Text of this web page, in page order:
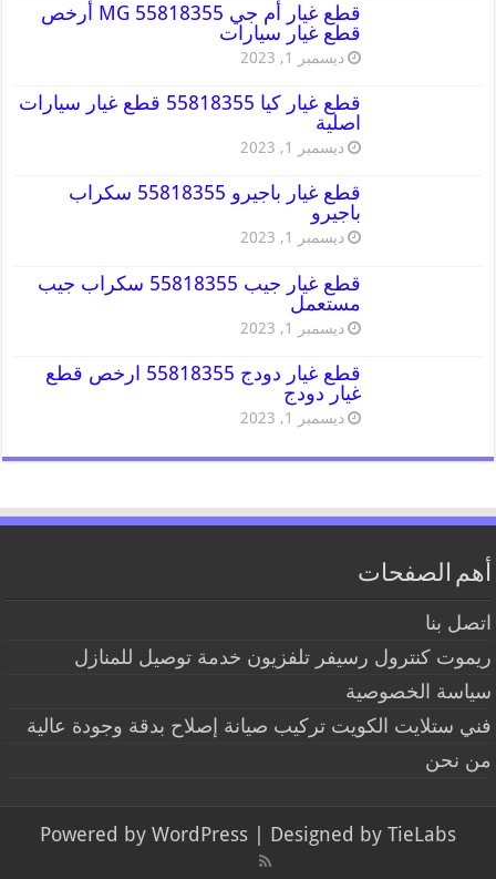
قطع غيار أم جي MG 55818355 أرخص
قطع غيار سيارات
ديسمبر 1, 2023
قطع غيار كيا 55818355 قطع غيار سيارات
اصلية
ديسمبر 1, 2023
قطع غيار باجيرو 55818355 سكراب
باجيرو
ديسمبر 1, 2023
قطع غيار جيب 55818355 سكراب جيب
مستعمل
ديسمبر 1, 2023
قطع غيار دودج 55818355 ارخص قطع
غيار دودج
ديسمبر 1, 2023
أهم الصفحات
اتصل بنا
ريموت كنترول رسيفر تلفزيون خدمة توصيل للمنازل
سياسة الخصوصية
فني ستلايت الكويت تركيب صيانة إصلاح بدقة وجودة عالية
من نحن
Powered by WordPress | Designed by TieLabs